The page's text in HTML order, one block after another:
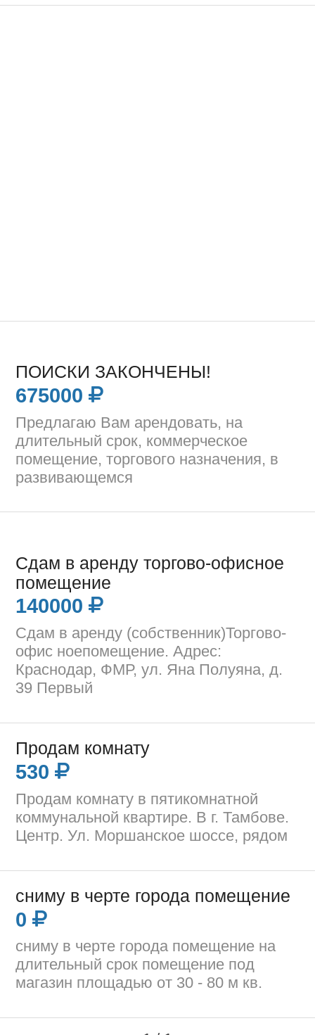
ПОИСКИ ЗАКОНЧЕНЫ!
675000
Предлагаю Вам арендовать, на
длительный срок, коммерческое
помещение, торгового назначения, в
развивающемся
Сдам в аренду торгово-офисное
помещение
140000
Сдам в аренду (собственник)Торгово-
офис ноепомещение. Адрес:
Краснодар, ФМР, ул. Яна Полуяна, д.
39 Первый
Продам комнату
530
Продам комнату в пятикомнатной
коммунальной квартире. В г. Тамбове.
Центр. Ул. Моршанское шоссе, рядом
сниму в черте города помещение
0
сниму в черте города помещение на
длительный срок помещение под
магазин площадью от 30 - 80 м кв.